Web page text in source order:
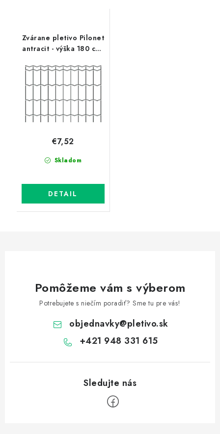
Zvárane pletivo Pilonet
antracit - výška 180 cm,
50x100 mm
Skladom
€7,52
DETAIL
Pomôžeme vám s výberom
Potrebujete s niečím poradiť? Sme tu pre vás!
objednavky@pletivo.sk
+421 948 331 615